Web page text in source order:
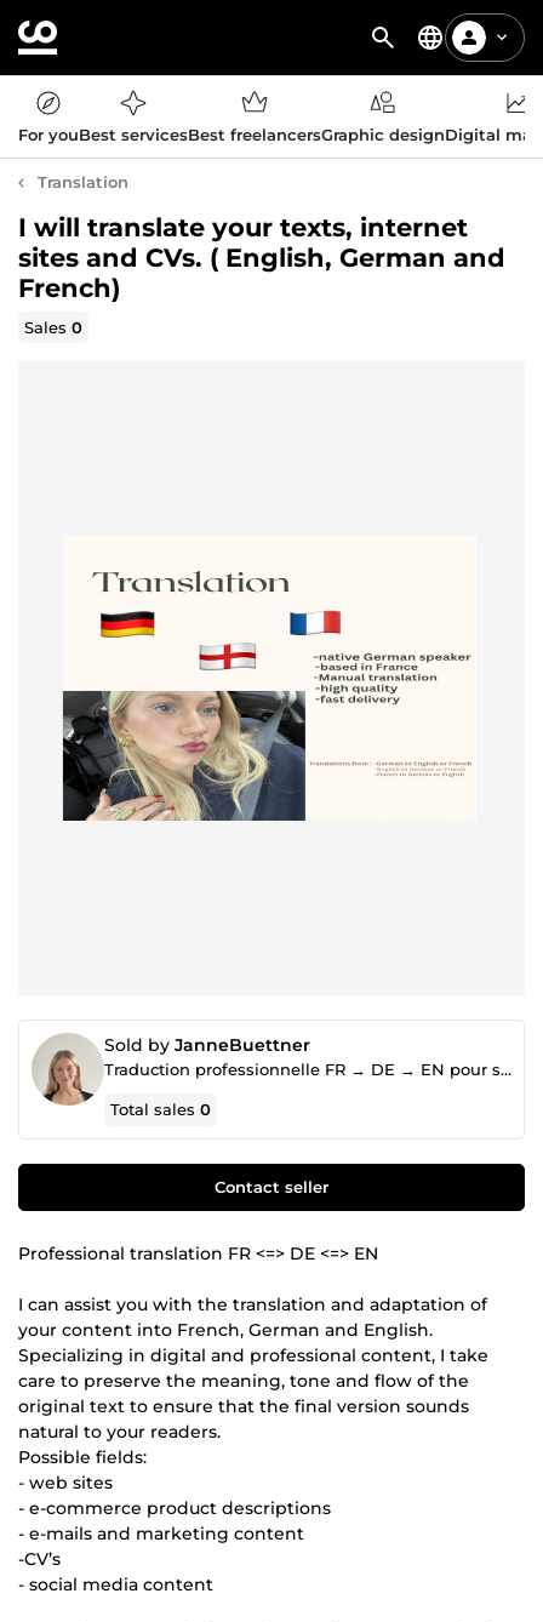
For youBest servicesBest freelancersGraphic designDigital
Translation
I will translate your texts, internet
sites and CVs. ( English, German and
French)
Sales0
Sold by JanneBuettner
Traduction professionnelle FR → DE → EN pour sites web, business et e-commerce
Total sales0
Contact seller
Professional translation FR <=> DE <=> EN
I can assist you with the translation and adaptation of
your content into French, German and English.
Specializing in digital and professional content, I take
care to preserve the meaning, tone and flow of the
original text to ensure that the final version sounds
natural to your readers.
Possible fields:
- web sites
- e-commerce product descriptions
- e-mails and marketing content
-CV’s
- social media content